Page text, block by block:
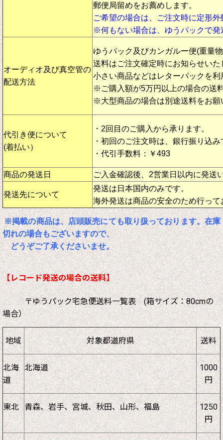
郵便局留めをお薦めします。
ご希望の場合は、ご注文時に定形
※何もない場合は、ゆうパックで発
オーディオ及び真空管の
配送方法
ゆうパック及びカンガルー便(重量
送料はご注文確定時にお知らせいた
小さい商品などはレターパックを利
※ご購入額が5万円以上の場合の送
※大型商品の場合は別途送料をお願
代引き便について
(着払い）
・2回目のご購入から承ります。
・初回のご注文時は、銀行振り込
・代引手数料：￥493
商品の発送日 ご入金確認後、2営業日以内に発送
発送先について
発送は日本国内のみです。
海外発送は商品の安全のため行って
※掲載の商品は、店頭販売にても取り扱っております。在庫
切れの場合もございますので、
どうぞご了承くださいませ。
【レコード発送の場合の送料】
〒ゆうパック宅急便送料一覧表 (箱サイズ：80cmの
場合）
地域 対象都道府県 送料
北海
道
北海道
1000
円
東北 青森、岩手、宮城、秋田、山形、福島
1250
円